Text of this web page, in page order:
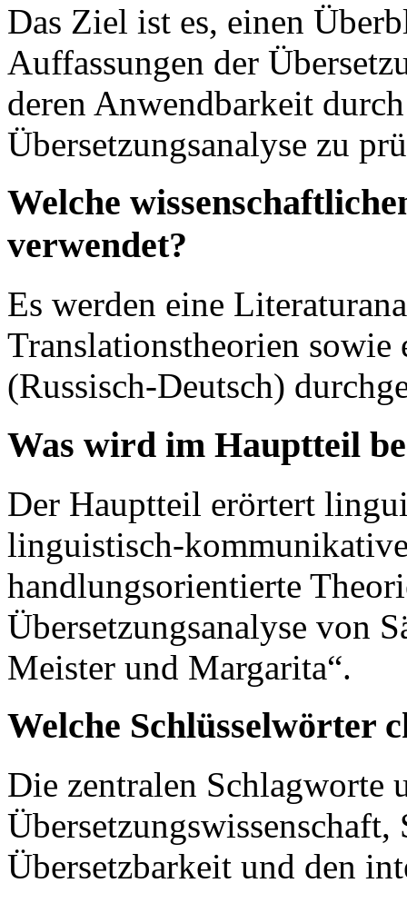
Das Ziel ist es, einen
Auffassungen der
deren Anwendbarkeit
Übersetzungsanalyse zu
Welche
verwendet?
Es werden eine
Translationstheorien
(Russisch-Deutsch)
Was wird im Hauptteil
Der Hauptteil erörtert
linguistisch-
handlungsorientierte
Übersetzungsanalyse von
Meister und Margarita“.
Welche Schlüsselwörter
Die zentralen Schlagworte
Übersetzbarkeit und den